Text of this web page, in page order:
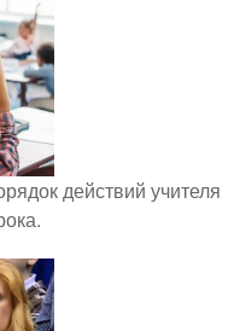
действий учителя